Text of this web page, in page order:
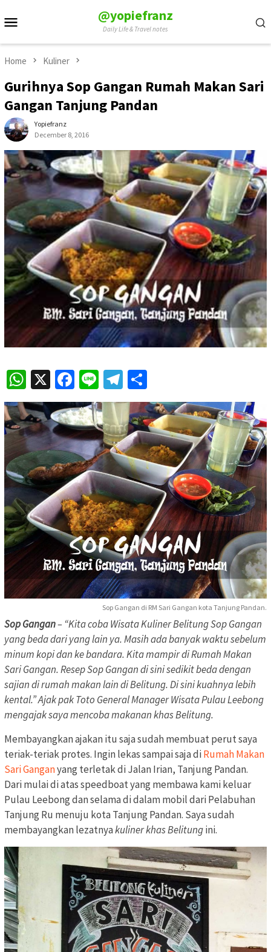
to
@yopiefranz
Daily Life & Travel notes
Home Kuliner
Gurihnya Sop Gangan Rumah Makan Sari
Gangan Tanjung Pandan
Yopiefranz
December 8, 2016
WhatsApp
X Facebook
LineTelegram
Sop Gangan di RM Sari Gangan kota Tanjung Pandan.
Sop Gangan– “Kita coba Wisata Kuliner Belitung Sop Gangan
yang beda dari yang lain ya. Masih ada banyak waktu sebelum
minum kopi dan ke bandara. Kita mampir di Rumah Makan
Sari Gangan. Resep Sop Gangan di sini sedikit beda dengan
sajian di rumah makan lain di Belitung. Di sini kuahnya lebih
kental.” Ajak pak Toto General Manager Wisata Pulau Leebong
mengajak saya mencoba makanan khas Belitung.
Membayangkan ajakan itu saja sudah membuat perut saya
teriak-teriak protes. Ingin lekas sampai saja diRumah Makan
Sari Ganganyang terletak di Jalan Irian, Tanjung Pandan.
Dari mulai di atas speedboat yang membawa kami keluar
Pulau Leebong dan selama di dalam mobil dari Pelabuhan
Tanjung Ru menuju kota Tanjung Pandan. Saya sudah
membayangkan lezatnyakuliner khas Belitungini.